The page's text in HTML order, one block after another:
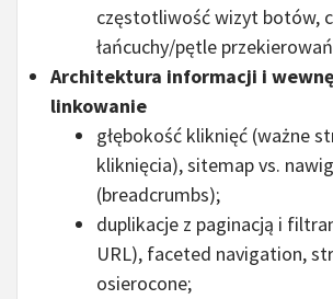
częstotliwość wizyt botów,
łańcuchy/pętle
Architektura informacji i
linkowanie
głębokość kliknięć (ważne
kliknięcia), sitemap vs.
(breadcrumbs);
duplikacje z paginacją i
URL), faceted navigation,
osierocone;